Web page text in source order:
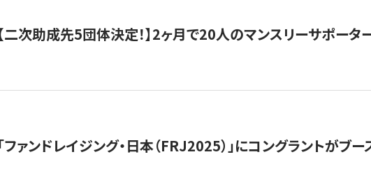
【二次助成先5団体決定！】2ヶ月で20人のマンスリーサポー
ファンドレイジング・日本（FRJ2025）」にコングラントがブ